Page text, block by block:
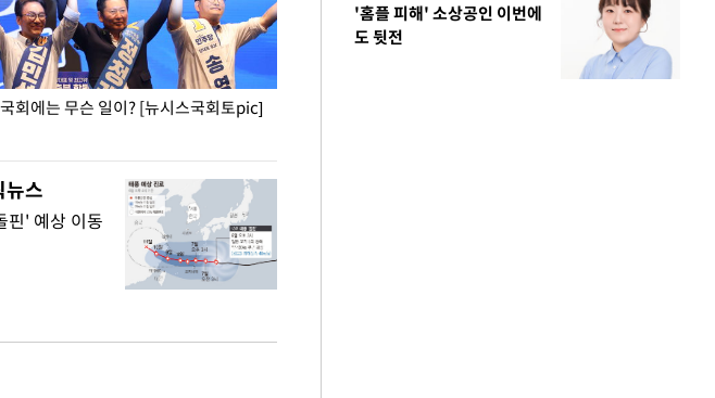
회에는 무슨 일이? [뉴시스국회토pic]
뉴스
핀' 예상 이동
'홈플 피해' 소상공인 이번에
도 뒷전